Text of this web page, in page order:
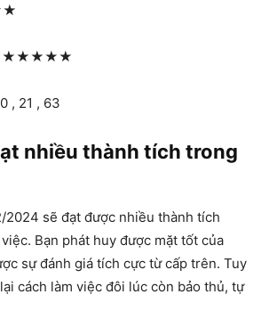
, 21 , 63
nhiều thành tích trong
2024 sẽ đạt được nhiều thành tích
Bạn phát huy được mặt tốt của
sự đánh giá tích cực từ cấp trên. Tuy
cách làm việc đôi lúc còn bảo thủ, tự